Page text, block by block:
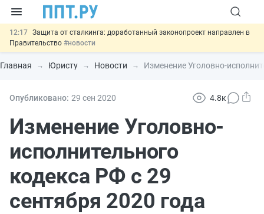
12:17 Защита от сталкинга: доработанный законопроект направлен в
Правительство #новости
11:23 Минпромторг предлагает новые формы сертификата и
декларации о соответствии#новости
00:01
6 августа: важные документы, вступающие в силу сегодня
05.08
Подписан закон об упрощении госзакупок по 44-ФЗ
#новости
Главная Юристу Новости Изменение Уголовно-
Опубликовано: 29 сен 2020 4.8к
Изменение Уголовно-
исполнительного
кодекса РФ с 29
сентября 2020 года